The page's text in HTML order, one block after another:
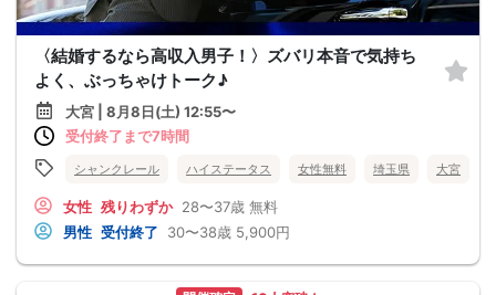
〈結婚するなら高収入男子！〉ズバリ本音で気持ち
よく、ぶっちゃけトーク♪
大宮 | 8月8日(土) 12:55〜
受付終了まで7時間
シャンクレール ハイステータス 女性無料 埼玉県 大宮
女性 残りわずか 28〜37歳 無料
男性 受付終了 30〜38歳 5,900円